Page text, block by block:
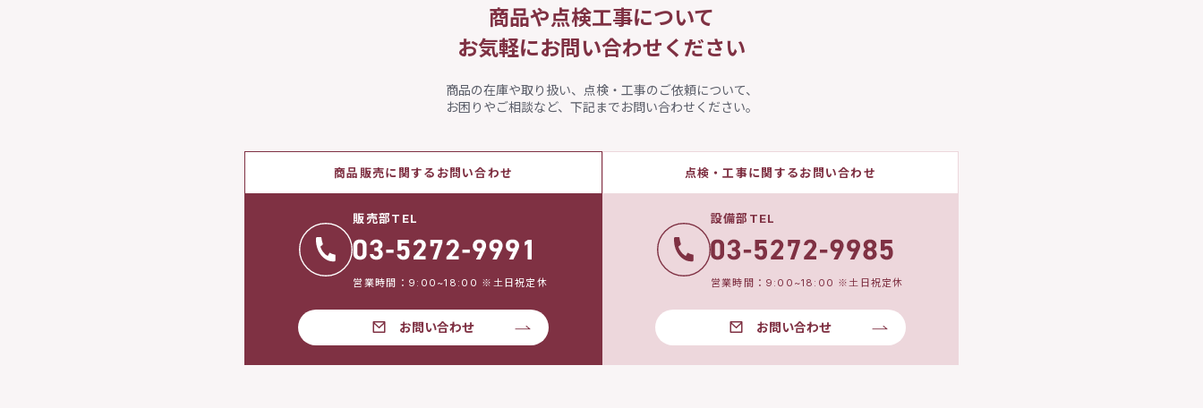
商品や点検工事について
お気軽にお問い合わせください
商品の在庫や取り扱い、点検・工事のご依頼について、
お困りやご相談など、下記までお問い合わせください。
商品販売に関するお問い合わせ
販売部TEL
営業時間：9:00~18:00 ※土日祝定休
お問い合わせ
点検・工事に関するお問い合わせ
設備部TEL
営業時間：9:00~18:00 ※土日祝定休
お問い合わせ